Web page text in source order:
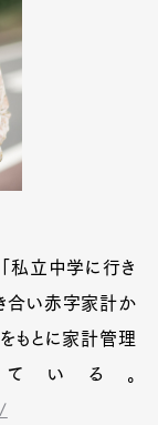
私立中学に行き
合い赤字家計か
もとに家計管理
いる。